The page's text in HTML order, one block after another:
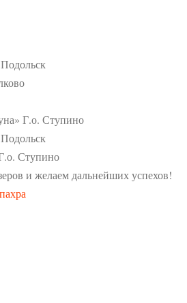
Г.о. Ступино
Ступино
и желаем дальнейших успехов!